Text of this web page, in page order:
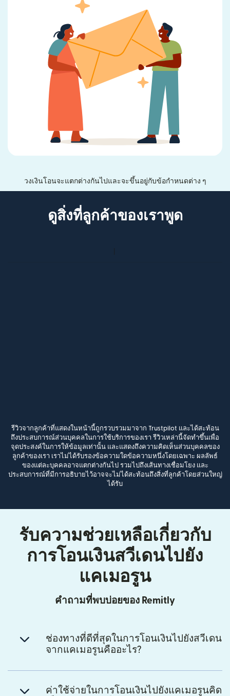
วงเงินโอนจะแตกต่างกันไปและจะขึ้นอยู่กับข้อกำหนดต่าง ๆ
ดูสิ่งที่ลูกค้าของเราพูด
รีวิวจากลูกค้าที่แสดงในหน้านี้ถูกรวบรวมมาจาก Trustpilot และได้สะท้อน
ถึงประสบการณ์ส่วนบุคคลในการใช้บริการของเรา รีวิวเหล่านี้จัดทำขึ้นเพื่อ
จุดประสงค์ในการให้ข้อมูลเท่านั้น และแสดงถึงความคิดเห็นส่วนบุคคลของ
ลูกค้าของเรา เราไม่ได้รับรองข้อความใดข้อความหนึ่งโดยเฉพาะ ผลลัพธ์
ของแต่ละบุคคลอาจแตกต่างกันไป รวมไปถึงเส้นทางเชื่อมโยง และ
ประสบการณ์ที่มีการอธิบายไว้อาจจะไม่ได้สะท้อนถึงสิ่งที่ลูกค้าโดยส่วนใหญ่
ได้รับ
รับความช่วยเหลือเกี่ยวกับ
การโอนเงินสวีเดนไปยัง
แคเมอรูน
คำถามที่พบบ่อยของ Remitly
ช่องทางที่ดีที่สุดในการโอนเงินไปยังสวีเดน
จากแคเมอรูนคืออะไร?
ค่าใช้จ่ายในการโอนเงินไปยังแคเมอรูนคิด